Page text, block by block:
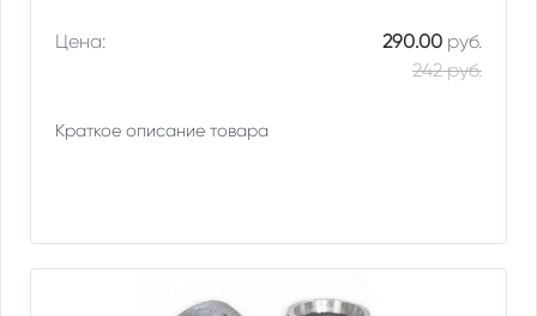
Цена: 290.00руб.
242 руб.
Краткое описание товара